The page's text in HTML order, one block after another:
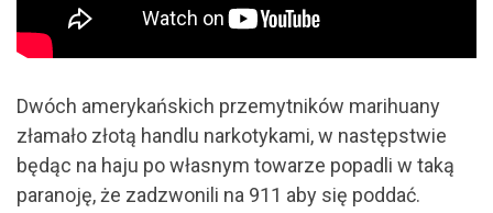
Dwóch amerykańskich przemytników marihuany
złamało złotą handlu narkotykami, w następstwie
będąc na haju po własnym towarze popadli w taką
paranoję, że zadzwonili na 911 aby się poddać.